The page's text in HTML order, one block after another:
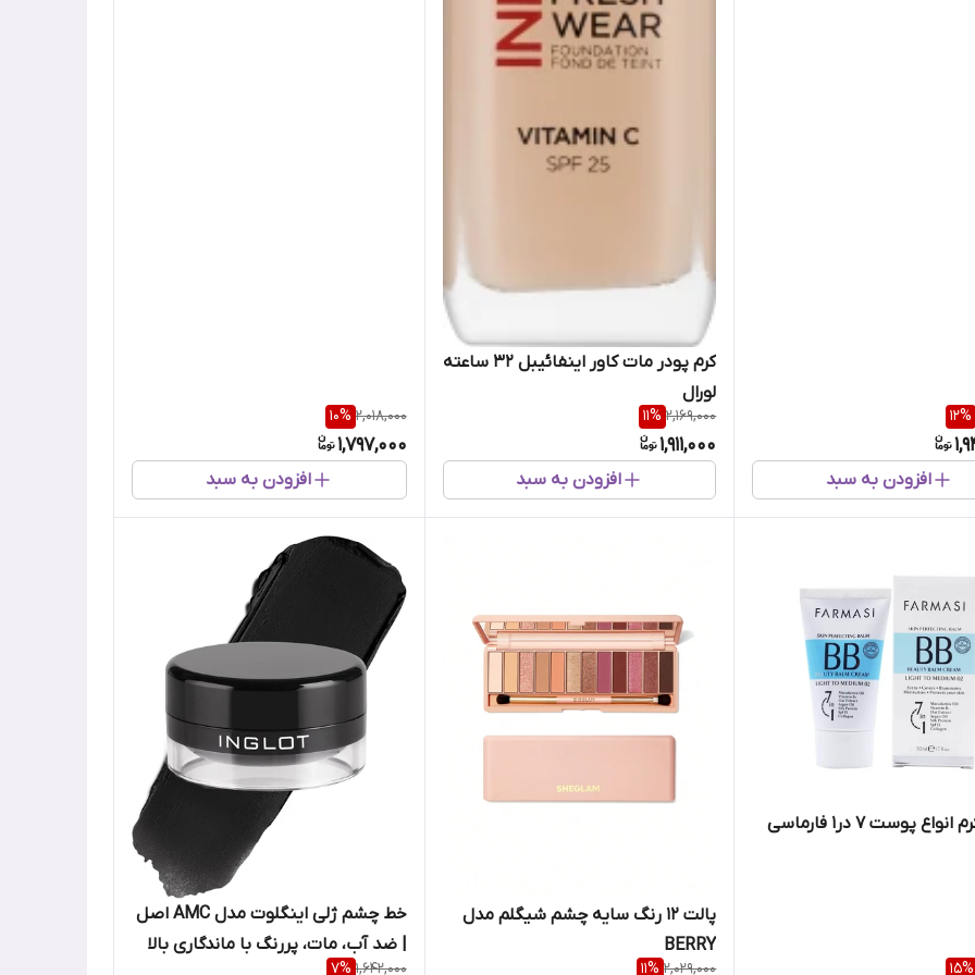
12%
افزودن به سبد
کرم پودر مات کاور اینفائیبل 32 ساعته
لورال
2,169,000
11%
1,911,000
افزودن به سبد
2,018,000
10%
1,797,000
افزودن به سبد
بی بی کرم انواع پوست 7 در1 فارماسی
15%
پالت 12 رنگ سایه چشم شیگلم مدل
BERRY
2,029,000
11%
خط چشم ژلی اینگلوت مدل AMC اصل
| ضد آب، مات، پررنگ با ماندگاری بالا
1,642,000
7%